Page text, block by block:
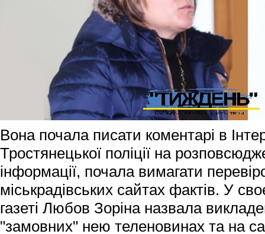
Вона почала писати коментарі в
Тростянецької поліції на
інформації, почала вимагати
міськрадівських сайтах фактів. У
газеті Любов Зоріна назвала
"замовних" нею теленовинах та на